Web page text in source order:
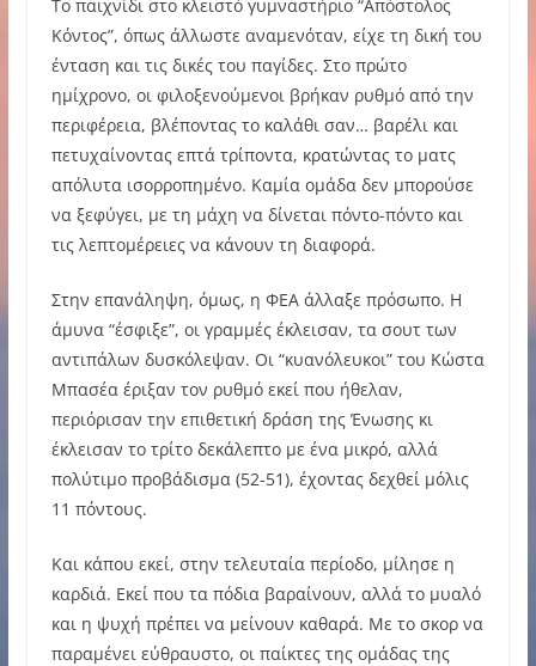
Το παιχνίδι στο κλειστό γυμναστήριο “Απόστολος
Κόντος”, όπως άλλωστε αναμενόταν, είχε τη δική του
ένταση και τις δικές του παγίδες. Στο πρώτο
ημίχρονο, οι φιλοξενούμενοι βρήκαν ρυθμό από την
περιφέρεια, βλέποντας το καλάθι σαν… βαρέλι και
πετυχαίνοντας επτά τρίποντα, κρατώντας το ματς
απόλυτα ισορροπημένο. Καμία ομάδα δεν μπορούσε
να ξεφύγει, με τη μάχη να δίνεται πόντο-πόντο και
τις λεπτομέρειες να κάνουν τη διαφορά.
Στην επανάληψη, όμως, η ΦΕΑ άλλαξε πρόσωπο. Η
άμυνα “έσφιξε”, οι γραμμές έκλεισαν, τα σουτ των
αντιπάλων δυσκόλεψαν. Οι “κυανόλευκοι” του Κώστα
Μπασέα έριξαν τον ρυθμό εκεί που ήθελαν,
περιόρισαν την επιθετική δράση της Ένωσης κι
έκλεισαν το τρίτο δεκάλεπτο με ένα μικρό, αλλά
πολύτιμο προβάδισμα (52-51), έχοντας δεχθεί μόλις
11 πόντους.
Και κάπου εκεί, στην τελευταία περίοδο, μίλησε η
καρδιά. Εκεί που τα πόδια βαραίνουν, αλλά το μυαλό
και η ψυχή πρέπει να μείνουν καθαρά. Με το σκορ να
παραμένει εύθραυστο, οι παίκτες της ομάδας της